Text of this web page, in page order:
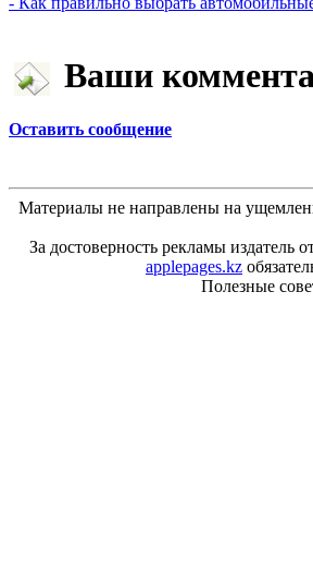
Ваши
Оставить сообщение
Материалы не направлены на
За достоверность рекламы издатель
applepages.kz
Полезные